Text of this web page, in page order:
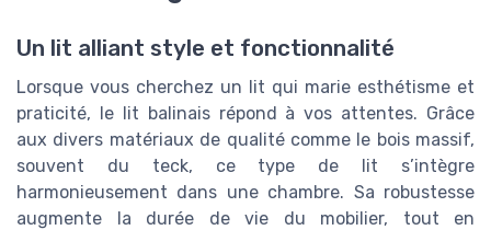
Un lit alliant style et fonctionnalité
Lorsque vous cherchez un lit qui marie esthétisme et
praticité, le lit balinais répond à vos attentes. Grâce
aux divers matériaux de qualité comme le bois massif,
souvent du teck, ce type de lit s’intègre
harmonieusement dans une chambre. Sa robustesse
augmente la durée de vie du mobilier, tout en